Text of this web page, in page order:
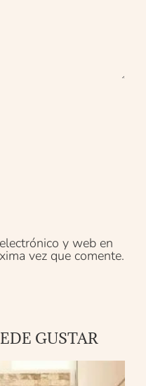
y web en
vez que comente.
GUSTAR